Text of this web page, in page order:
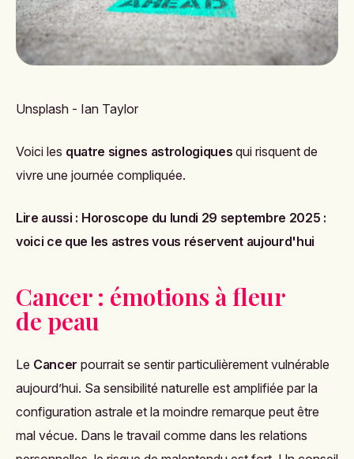
Unsplash - Ian Taylor
Voici les quatre signes astrologiques qui risquent de
vivre une journée compliquée.
Lire aussi : Horoscope du lundi 29 septembre 2025 :
voici ce que les astres vous réservent aujourd'hui
Cancer : émotions à fleur
de peau
Le Cancer pourrait se sentir particulièrement vulnérable
aujourd’hui. Sa sensibilité naturelle est amplifiée par la
configuration astrale et la moindre remarque peut être
mal vécue. Dans le travail comme dans les relations